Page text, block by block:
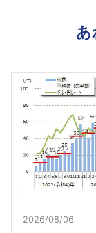
あ
2026/08/06